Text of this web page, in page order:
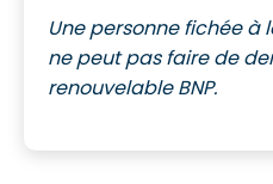
Une personne fichée à
ne peut pas faire de
renouvelable BNP.